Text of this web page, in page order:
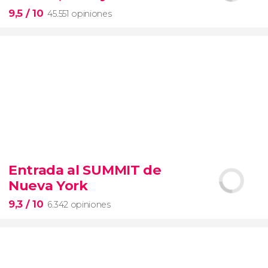
entrada preferente
9,5 / 10 45.551 opiniones
visita guiada por el Coliseo, Foro y Palatino
tour
en español
Entrada al SUMMIT de
Nueva York
9,3 / 10 6.342 opiniones